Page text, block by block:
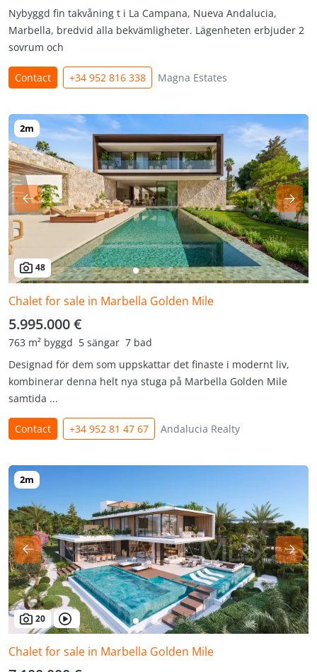
Nybyggd fin takvåning t i La Campana, Nueva Andalucia,
Marbella, bredvid alla bekvämligheter. Lägenheten erbjuder 2
sovrum och
Contact +34 952 816 338 Magna Estates
48
Chalet for sale in Marbella Golden Mile
5.995.000 €
763 m² byggd 5 sängar 7 bad
Designad för dem som uppskattar det finaste i modernt liv,
kombinerar denna helt nya stuga på Marbella Golden Mile
samtida ...
Contact +34 952 81 47 67 Andalucia Realty
20
Chalet for sale in Marbella Golden Mile